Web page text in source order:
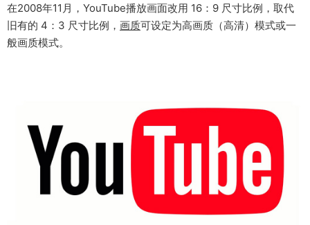
在2008年11月，YouTube播放画面改用 16：9 尺寸比例，取代
旧有的 4：3 尺寸比例， 画质可设定为高画质（高清）模式或一
般画质模式。